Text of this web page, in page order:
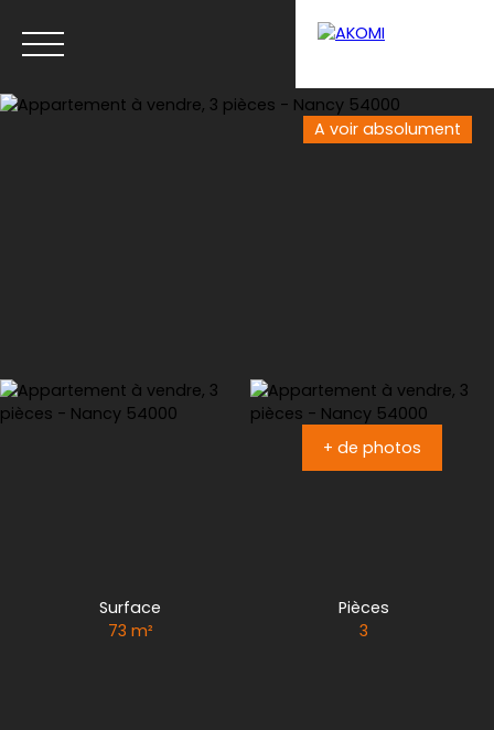
A voir absolument
+ de photos
Surface
73 m²
Pièces
3